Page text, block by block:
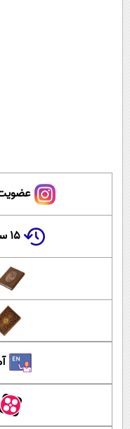
عضویت
۱۵ سال پیش در چنین روزی